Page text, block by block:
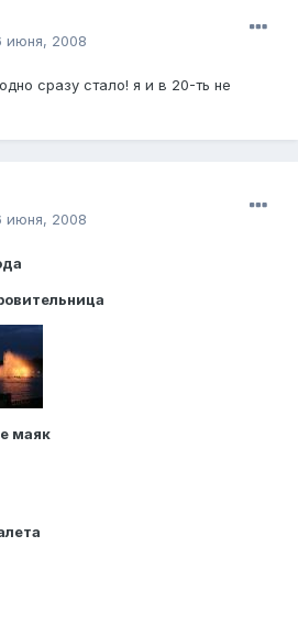
июня, 2008
сразу стало! я и в 20-ть не
июня, 2008
маяк